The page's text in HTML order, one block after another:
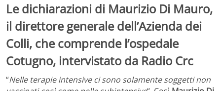
Le dichiarazioni di Maurizio Di Mauro,
il direttore generale dell’Azienda dei
Colli, che comprende l’ospedale
Cotugno, intervistato da Radio Crc
“Nelle terapie intensive ci sono solamente soggetti non